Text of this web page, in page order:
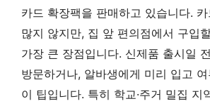
카드 확장팩을 판매하고 있습니다.
많지 않지만, 집 앞 편의점에서 구입
가장 큰 장점입니다. 신제품 출시일
방문하거나, 알바생에게 미리 입고
이 팁입니다. 특히 학교·주거 밀집 지